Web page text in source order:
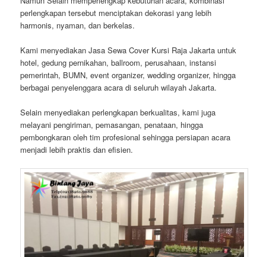
perlengkapan tersebut menciptakan dekorasi yang lebih
harmonis, nyaman, dan berkelas.
Kami menyediakan Jasa Sewa Cover Kursi Raja Jakarta untuk
hotel, gedung pernikahan, ballroom, perusahaan, instansi
pemerintah, BUMN, event organizer, wedding organizer, hingga
berbagai penyelenggara acara di seluruh wilayah Jakarta.
Selain menyediakan perlengkapan berkualitas, kami juga
melayani pengiriman, pemasangan, penataan, hingga
pembongkaran oleh tim profesional sehingga persiapan acara
menjadi lebih praktis dan efisien.